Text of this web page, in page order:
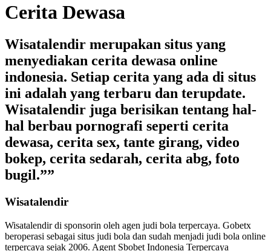
Cerita Dewasa
Wisatalendir merupakan situs yang
menyediakan cerita dewasa online
indonesia. Setiap cerita yang ada di situs
ini adalah yang terbaru dan terupdate.
Wisatalendir juga berisikan tentang hal-
hal berbau pornografi seperti cerita
dewasa, cerita sex, tante girang, video
bokep, cerita sedarah, cerita abg, foto
bugil.””
Wisatalendir
Wisatalendir di sponsorin oleh agen judi bola terpercaya. Gobetx
beroperasi sebagai situs judi bola dan sudah menjadi judi bola online
terpercaya sejak 2006. Agent Sbobet Indonesia Terpercaya